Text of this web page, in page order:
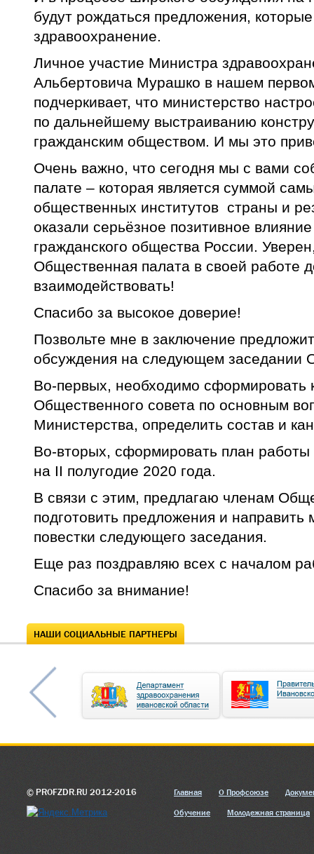
будут рождаться предложения,
здравоохранение.
Личное участие Министра
Альбертовича Мурашко в нашем
подчеркивает, что министерство
по дальнейшему выстраиванию
гражданским обществом. И мы это
Очень важно, что сегодня мы с вами
палате – которая является суммой
общественных институтов страны и
оказали серьёзное позитивное
гражданского общества России.
Общественная палата в своей работе
взаимодействовать!
Спасибо за высокое доверие!
Позвольте мне в заключение
обсуждения на следующем заседании
Во-первых, необходимо сформировать
Общественного совета по основным
Министерства, определить состав и
Во-вторых, сформировать план
на II полугодие 2020 года.
В связи с этим, предлагаю членам
подготовить предложения и
повестки следующего заседания.
Еще раз поздравляю всех с началом
Спасибо за внимание!
НАШИ СОЦИАЛЬНЫЕ ПАРТНЕРЫ
© PROFZDR.RU 2012-2016 Главная О Профсоюзе
Обучение Молодежная страница